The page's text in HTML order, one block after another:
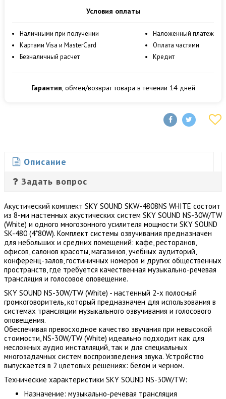
Условия оплаты
Наличными при получении
Картами Visa и MasterCard
Безналичный расчет
Наложенный платеж
Оплата частями
Кредит
Гарантия, обмен/возврат товара в течении 14 дней
Описание
Задать вопрос
Акустический комплект SKY SOUND SKW-4808NS WHITE состоит
из 8-ми настенных акустических систем SKY SOUND NS-30W/TW
(White) и одного многозонного усилителя мощности SKY SOUND
SK-480 (4*80W). Комплект системы озвучивания предназначен
для небольших и средних помещений: кафе, ресторанов,
офисов, салонов красоты, магазинов, учебных аудиторий,
конференц-залов, гостиничных номеров и других общественных
пространств, где требуется качественная музыкально-речевая
трансляция и голосовое оповещение.
SKY SOUND NS-30W/TW (White) - настенный 2-х полосный
громкоговоритель, который предназначен для использования в
системах трансляции музыкального озвучивания и голосового
оповещения.
Обеспечивая превосходное качество звучания при невысокой
стоимости, NS-30W/TW (White) идеально подходит как для
несложных аудио инсталляций, так и для специальных
многозадачных систем воспроизведения звука. Устройство
выпускается в 2 цветовых решениях: белом и черном.
Технические характеристики SKY SOUND NS-30W/TW:
Назначение: музыкально-речевая трансляция